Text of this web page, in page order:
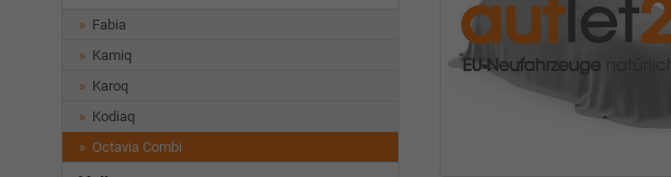
Fabia
Kamiq
Karoq
Kodiaq
Octavia Combi